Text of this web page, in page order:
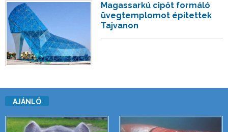
Magassarkú cipőt formáló
üvegtemplomot építettek
Tajvanon
AJÁNLÓ